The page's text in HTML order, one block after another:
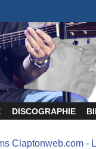
DISCOGRAPHIE
Claptonweb.com -